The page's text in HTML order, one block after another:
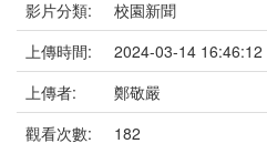
影片分類:
校園新聞
上傳時間:
2024-03-14 16:46:12
上傳者:
鄭敬嚴
觀看次數:
182